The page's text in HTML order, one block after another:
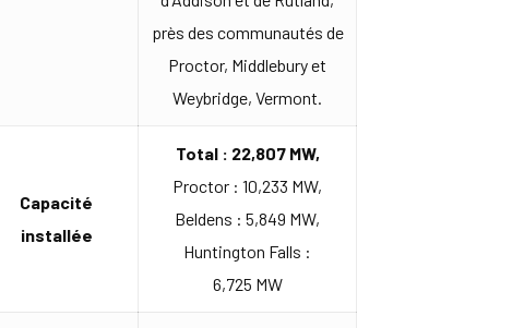
près des communautés de
Proctor, Middlebury et
Weybridge, Vermont.
Capacité
installée
Total : 22,807 MW,
Proctor : 10,233 MW,
Beldens : 5,849 MW,
Huntington Falls :
6,725 MW